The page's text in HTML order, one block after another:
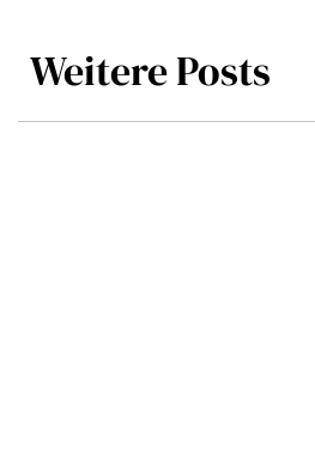
Weitere Posts